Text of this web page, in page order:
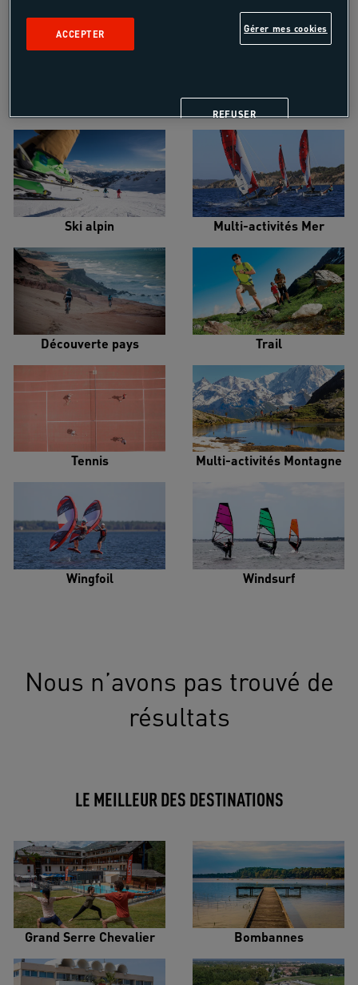
Snowboard
Ski alpin Multi-activités Mer
Découverte pays Trail
Tennis Multi-activités Montagne
Wingfoil Windsurf
Nous n’avons pas trouvé de
résultats
LE MEILLEUR DES DESTINATIONS
Grand Serre Chevalier Bombannes
Gérer mes cookies
REFUSER
ACCEPTER